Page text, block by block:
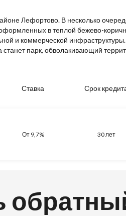
Лефортово. В несколько
в теплой бежево-
и коммерческой
парк, обволакивающий
Ставка Срок
От 9,7% 30 лет